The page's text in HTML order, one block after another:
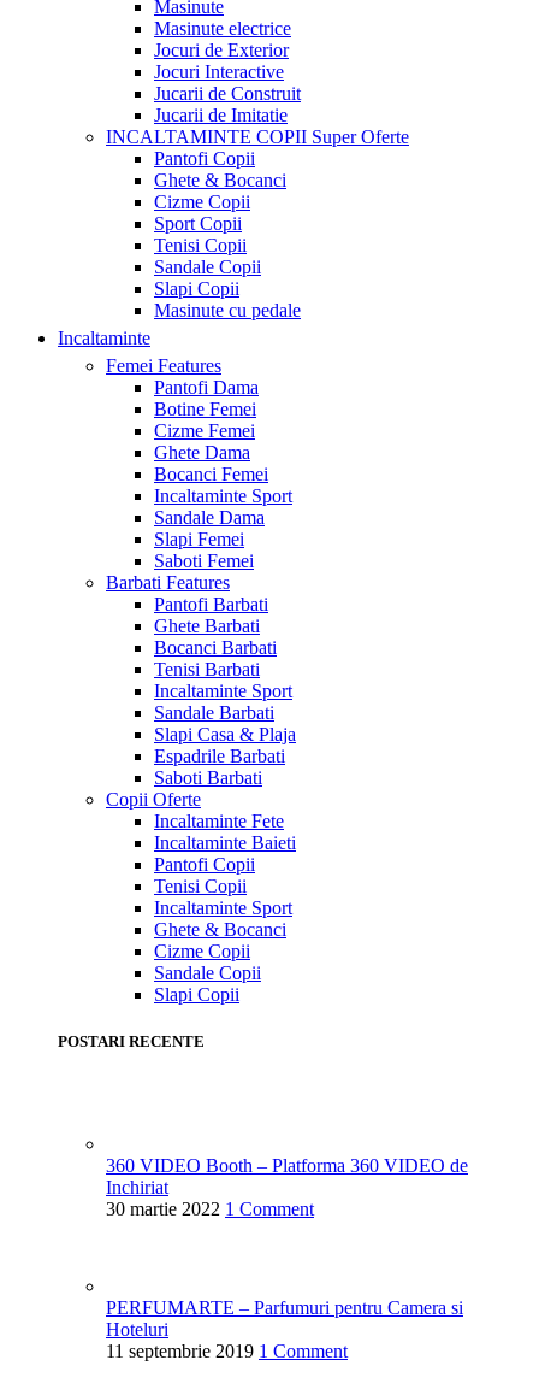
Masinute
Masinute electrice
Jocuri de Exterior
Jocuri Interactive
Jucarii de Construit
Jucarii de Imitatie
INCALTAMINTE COPII Super Oferte
Pantofi Copii
Ghete & Bocanci
Cizme Copii
Sport Copii
Tenisi Copii
Sandale Copii
Slapi Copii
Masinute cu pedale
Incaltaminte
Femei Features
Pantofi Dama
Botine Femei
Cizme Femei
Ghete Dama
Bocanci Femei
Incaltaminte Sport
Sandale Dama
Slapi Femei
Saboti Femei
Barbati Features
Pantofi Barbati
Ghete Barbati
Bocanci Barbati
Tenisi Barbati
Incaltaminte Sport
Sandale Barbati
Slapi Casa & Plaja
Espadrile Barbati
Saboti Barbati
Copii Oferte
Incaltaminte Fete
Incaltaminte Baieti
Pantofi Copii
Tenisi Copii
Incaltaminte Sport
Ghete & Bocanci
Cizme Copii
Sandale Copii
Slapi Copii
POSTARI RECENTE
360 VIDEO Booth – Platforma 360 VIDEO de
Inchiriat
30 martie 2022 1 Comment
PERFUMARTE – Parfumuri pentru Camera si
Hoteluri
11 septembrie 2019 1 Comment